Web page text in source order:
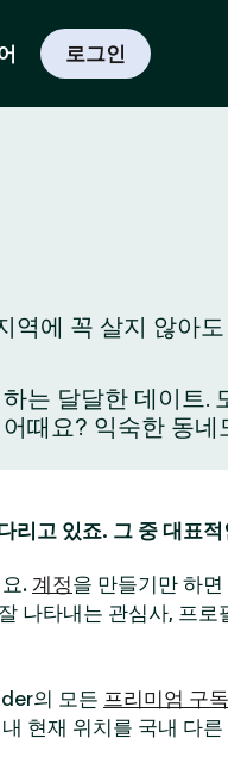
로그인
역에 꼭 살지 않아
는 달달한 데이트.
때요? 익숙한 동네
리고 있죠. 그 중 대표
. 계정을 만들기만 하
나타내는 관심사, 프로
의 모든 프리미엄 구
현재 위치를 국내 다